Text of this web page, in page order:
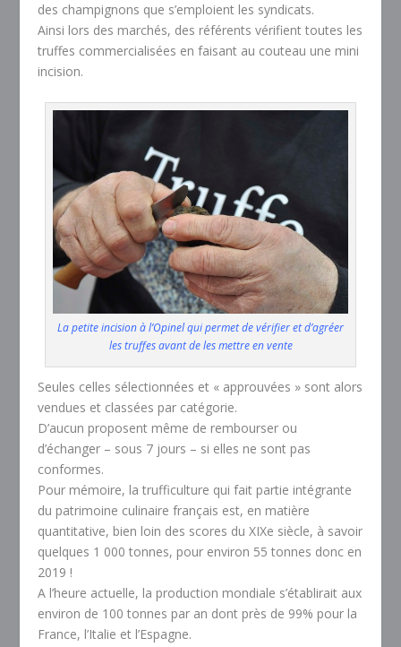
des champignons que s’emploient les syndicats.
Ainsi lors des marchés, des référents vérifient toutes les
truffes commercialisées en faisant au couteau une mini
incision.
La petite incision à l’Opinel qui permet de vérifier et d’agréer
les truffes avant de les mettre en vente
Seules celles sélectionnées et « approuvées » sont alors
vendues et classées par catégorie.
D’aucun proposent même de rembourser ou
d’échanger – sous 7 jours – si elles ne sont pas
conformes.
Pour mémoire, la trufficulture qui fait partie intégrante
du patrimoine culinaire français est, en matière
quantitative, bien loin des scores du XIXe siècle, à savoir
quelques 1 000 tonnes, pour environ 55 tonnes donc en
2019 !
A l’heure actuelle, la production mondiale s’établirait aux
environ de 100 tonnes par an dont près de 99% pour la
France, l’Italie et l’Espagne.